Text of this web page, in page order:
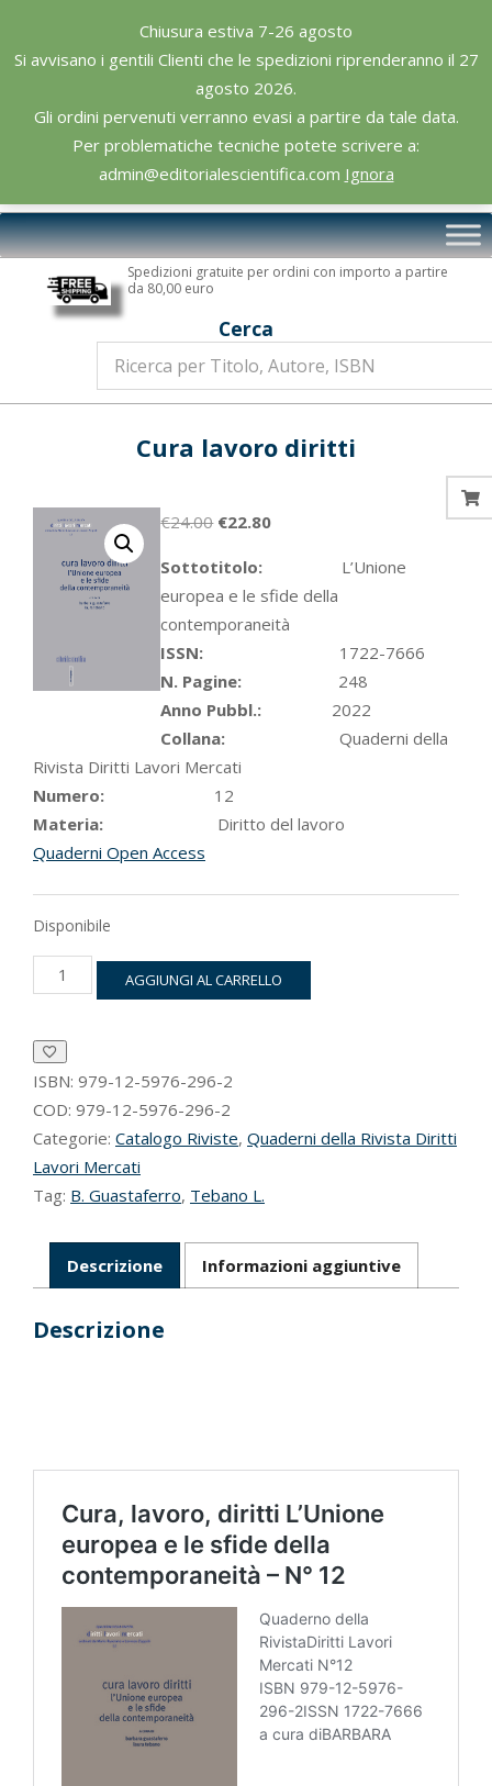
Chiusura estiva 7-26 agosto
Si avvisano i gentili Clienti che le spedizioni riprenderanno il 27
agosto 2026.
Gli ordini pervenuti verranno evasi a partire da tale data.
Per problematiche tecniche potete scrivere a:
admin@editorialescientifica.com Ignora
content
Editoriale
Scientifica
Primary
Navigation
Spedizioni gratuite per ordini con importo a partire
da 80,00 euro
Cerca
Cura lavoro diritti
€24.00 Il
originale
era:
€24.00.
€22.80Il
è:
€22.80.
Sottotitolo: L’Unione
europea e le sfide della
contemporaneità
ISSN: 1722-7666
N. Pagine: 248
Anno Pubbl.: 2022
Collana:Quaderni della
Rivista Diritti Lavori Mercati
Numero: 12
Materia: Diritto del lavoro
Quaderni Open Access
Disponibile
Cura
lavoro
AGGIUNGI AL CARRELLO
ISBN: 979-12-5976-296-2
COD: 979-12-5976-296-2
Categorie: Catalogo Riviste, Quaderni della Rivista Diritti
Lavori Mercati
Tag: B. Guastaferro, Tebano L.
Descrizione Informazioni aggiuntive
Descrizione